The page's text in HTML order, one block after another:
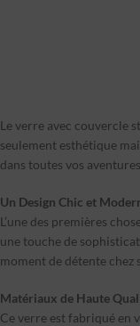
Le verre avec couvercle
seulement esthétique
dans toutes vos
Un Design Chic et
L’une des premières
une touche de
moment de détente chez
Matériaux de Haute
Ce verre est fabriqué en